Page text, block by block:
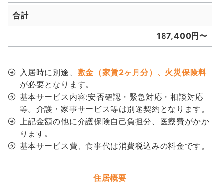
合計
187,400円〜
入居時に別途、 敷金（家賃2ヶ月分）、火災保険料
が必要となります。
基本サービス内容:安否確認・緊急対応・相談対応
等。介護・家事サービス等は別途契約となります。
上記金額の他に介護保険自己負担分、医療費がかか
ります。
基本サービス費、食事代は消費税込みの料金です。
住居概要